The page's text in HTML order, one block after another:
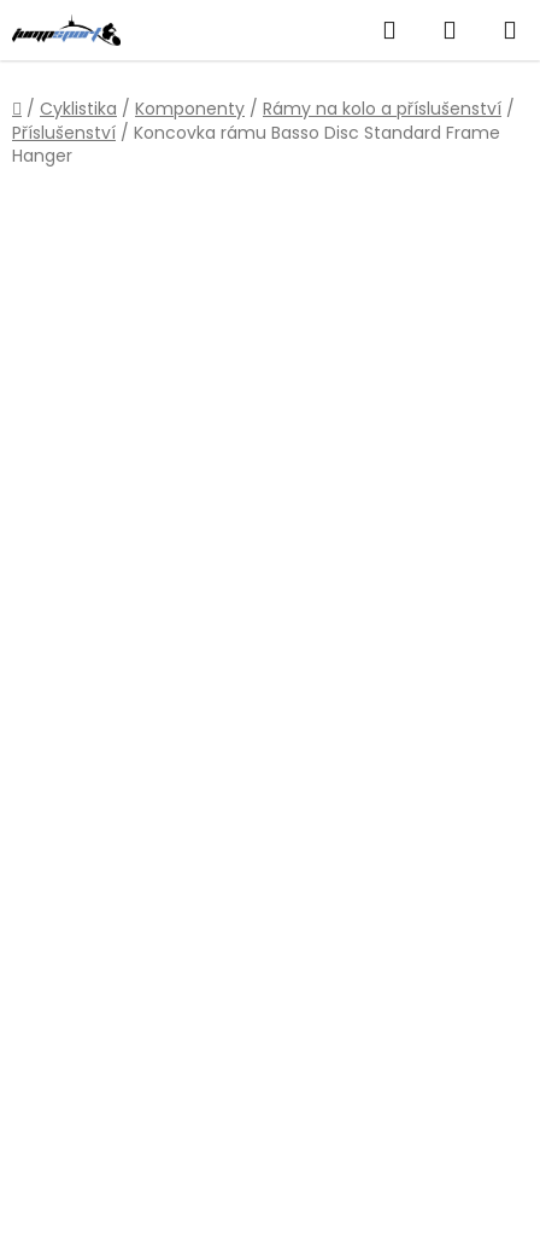
na
obsah
Hledat
KOŠÍK
Domů
/ Cyklistika / Komponenty / Rámy na kolo a příslušenství /
Příslušenství / Koncovka rámu Basso Disc Standard Frame
Hanger